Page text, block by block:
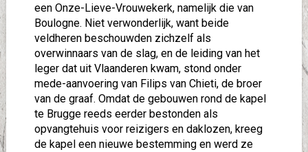
een Onze-Lieve-Vrouwekerk, namelijk die van
Boulogne. Niet verwonderlijk, want beide
veldheren beschouwden zichzelf als
overwinnaars van de slag, en de leiding van het
leger dat uit Vlaanderen kwam, stond onder
mede-aanvoering van Filips van Chieti, de broer
van de graaf. Omdat de gebouwen rond de kapel
te Brugge reeds eerder bestonden als
opvangtehuis voor reizigers en daklozen, kreeg
de kapel een nieuwe bestemming en werd ze